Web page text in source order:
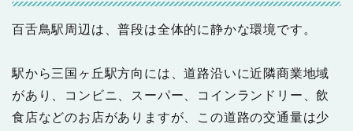
百舌鳥駅周辺は、普段は全体的に静かな環境です。
駅から三国ヶ丘駅方向には、道路沿いに近隣商業地域
があり、コンビニ、スーパー、コインランドリー、飲
食店などのお店がありますが、この道路の交通量は少